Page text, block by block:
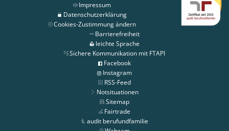
Impressum
Datenschutzerklärung
Cookies-Zustimmung ändern
Barrierefreiheit
leichte Sprache
Sichere Kommunikation mit FTAPI
Facebook
Instagram
RSS-Feed
Notsituationen
Sitemap
Fairtrade
audit berufundfamilie